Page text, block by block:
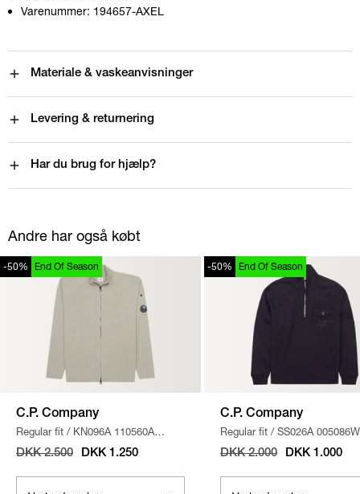
Varenummer: 194657-AXEL
Materiale & vaskeanvisninger
Levering & returnering
Har du brug for hjælp?
Andre har også købt
-50% End Of Season
C.P. Company
Regular fit / KN096A 110560A
STRIK / SAND
DKK 2.500 DKK 1.250
-50% End Of Season
C.P. Company
Regular fit / SS026A 005086W
SWEATSHIRT
/ NAVY
DKK 2.000 DKK 1.000